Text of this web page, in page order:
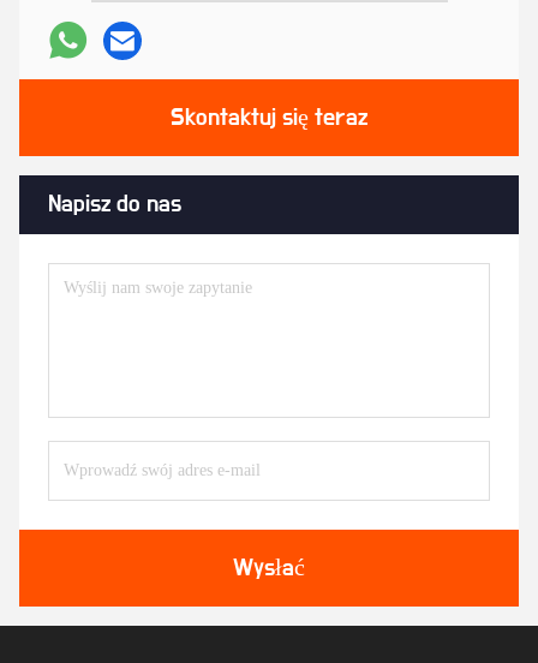
Skontaktuj się teraz
Napisz do nas
Wysłać